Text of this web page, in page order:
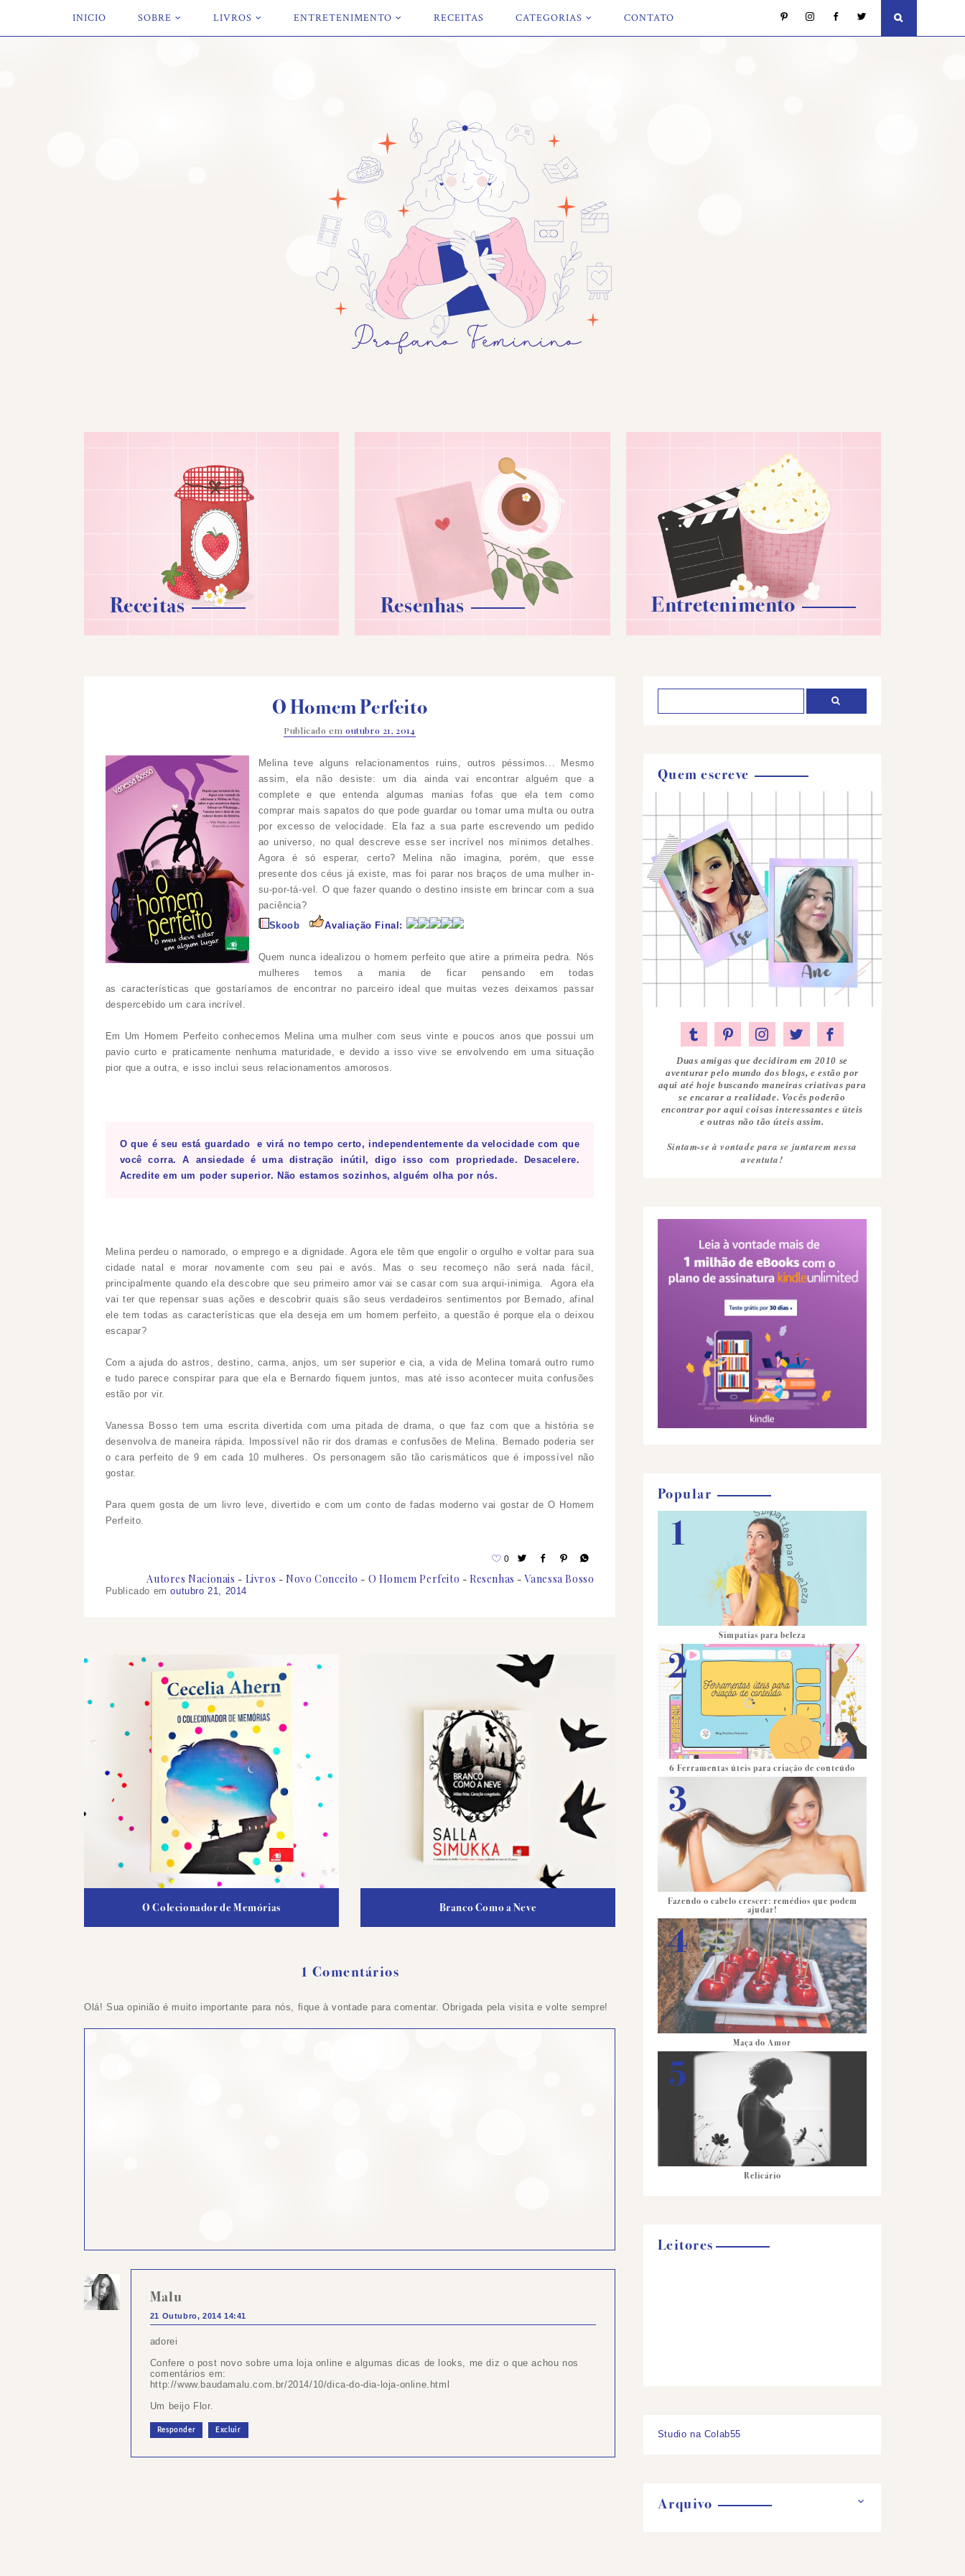
INICIO SOBRE LIVROS ENTRETENIMENTO RECEITAS CATEGORIAS CONTATO
Receitas Resenhas Entretenimento
O Homem Perfeito
Publicado emoutubro 21, 2014
Melina teve alguns relacionamentos ruins, outros péssimos... Mesmo
assim, ela não desiste: um dia ainda vai encontrar alguém que a
complete e que entenda algumas manias fofas que ela tem como
comprar mais sapatos do que pode guardar ou tomar uma multa ou outra
por excesso de velocidade. Ela faz a sua parte escrevendo um pedido
ao universo, no qual descreve esse ser incrível nos mínimos detalhes.
Agora é só esperar, certo? Melina não imagina, porém, que esse
presente dos céus já existe, mas foi parar nos braços de uma mulher in-
su-por-tá-vel. O que fazer quando o destino insiste em brincar com a sua
paciência?
Skoob
Avaliação Final:
Quem nunca idealizou o homem perfeito que atire a primeira pedra. Nós
mulheres temos a mania de ficar pensando em todas
as características que gostaríamos de encontrar no parceiro ideal que muitas vezes deixamos passar
despercebido um cara incrível.
Em Um Homem Perfeito conhecemos Melina uma mulher com seus vinte e poucos anos que possui um
pavio curto e praticamente nenhuma maturidade, e devido a isso vive se envolvendo em uma situação
pior que a outra, e isso inclui seus relacionamentos amorosos.
O que é seu está guardado e virá no tempo certo, independentemente da velocidade com que
você corra. A ansiedade é uma distração inútil, digo isso com propriedade. Desacelere.
Acredite em um poder superior. Não estamos sozinhos, alguém olha por nós.
Melina perdeu o namorado, o emprego e a dignidade. Agora ele têm que engolir o orgulho e voltar para sua
cidade natal e morar novamente com seu pai e avós. Mas o seu recomeço não será nada fácil,
principalmente quando ela descobre que seu primeiro amor vai se casar com sua arqui-inimiga. Agora ela
vai ter que repensar suas ações e descobrir quais são seus verdadeiros sentimentos por Bernado, afinal
ele tem todas as características que ela deseja em um homem perfeito, a questão é porque ela o deixou
escapar?
Com a ajuda do astros, destino, carma, anjos, um ser superior e cia, a vida de Melina tomará outro rumo
e tudo parece conspirar para que ela e Bernardo fiquem juntos, mas até isso acontecer muita confusões
estão por vir.
Vanessa Bosso tem uma escrita divertida com uma pitada de drama, o que faz com que a história se
desenvolva de maneira rápida. Impossível não rir dos dramas e confusões de Melina. Bernado poderia ser
o cara perfeito de 9 em cada 10 mulheres. Os personagem são tão carismáticos que é impossível não
gostar.
Para quem gosta de um livro leve, divertido e com um conto de fadas moderno vai gostar de O Homem
Perfeito.
0
Autores Nacionais Livros Novo Conceito O Homem Perfeito Resenhas Vanessa Bosso
Publicado emoutubro 21, 2014
O Colecionador de Memórias Branco Como a Neve
1 Comentários
Olá! Sua opinião é muito importante para nós, fique à vontade para comentar. Obrigada pela visita e volte sempre!
Malu
21 Outubro, 2014 14:41
adorei
Confere o post novo sobre uma loja online e algumas dicas de looks, me diz o que achou nos
comentários em:
http://www.baudamalu.com.br/2014/10/dica-do-dia-loja-online.html
Um beijo Flor.
Responder Excluir
Quem escreve
Duas amigas que decidiram em 2010 se
aventurar pelo mundo dos blogs, e estão por
aqui até hoje buscando maneiras criativas para
se encarar a realidade. Vocês poderão
encontrar por aqui coisas interessantes e úteis
e outras não tão úteis assim.
Sintam-se à vontade para se juntarem nessa
aventuta!
Popular
Simpatias para beleza
6 Ferramentas úteis para criação de conteúdo
Fazendo o cabelo crescer: remédios que podem
ajudar!
Maça do Amor
Relicário
Leitores
Studio na Colab55
Arquivo